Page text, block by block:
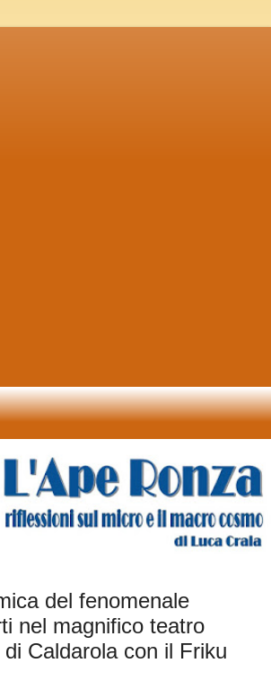
del fenomenale
nel magnifico teatro
Caldarola con il Friku